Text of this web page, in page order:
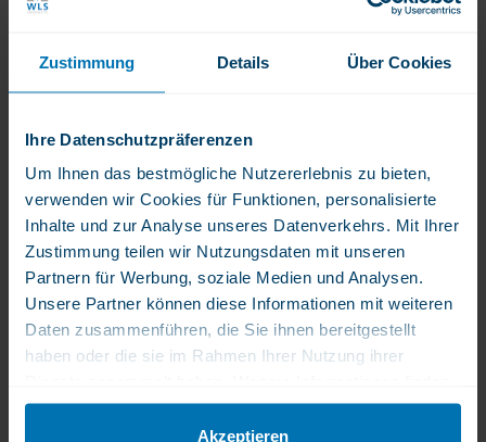
Zustimmung Details Über Cookies
Ihre Datenschutzpräferenzen
Um Ihnen das bestmögliche Nutzererlebnis zu bieten,
verwenden wir Cookies für Funktionen, personalisierte
Inhalte und zur Analyse unseres Datenverkehrs. Mit Ihrer
Zustimmung teilen wir Nutzungsdaten mit unseren
Partnern für Werbung, soziale Medien und Analysen.
Unsere Partner können diese Informationen mit weiteren
Daten zusammenführen, die Sie ihnen bereitgestellt
haben oder die sie im Rahmen Ihrer Nutzung ihrer
Sie in unserer Datenschutzerklärung.
Akzeptieren
Produktbeschreibung
Produktmerkmale
SKU
XNOTES
Mindestens
haltbar bis
(MHD)
30.
2028
abwechslungsreiche Ernährung. Die Kapseln sollten in der
Originalverpackung aufbewahrt werden. Geschlossen, ohne Feuchtigkeit
und ohne Sonnenlicht lagern. Bei Raumtemperatur und außerhalb der
Reichweite von Kindern aufbewahren.
Stellen Sie eine Frage zu
diesem Produkt
00800-22006600